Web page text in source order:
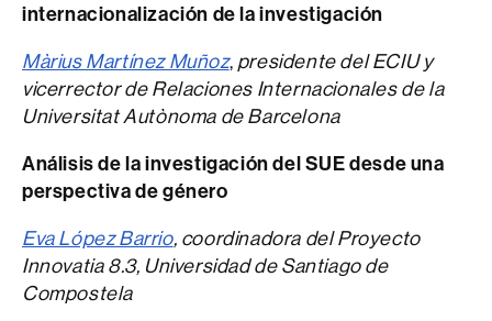
internacionalización de la investigación
Màrius Martínez Muñoz, presidente del ECIU y
vicerrector de Relaciones Internacionales de la
Universitat Autònoma de Barcelona
Análisis de la investigación del SUE desde una
perspectiva de género
Eva López Barrio, coordinadora del Proyecto
Innovatia 8.3, Universidad de Santiago de
Compostela